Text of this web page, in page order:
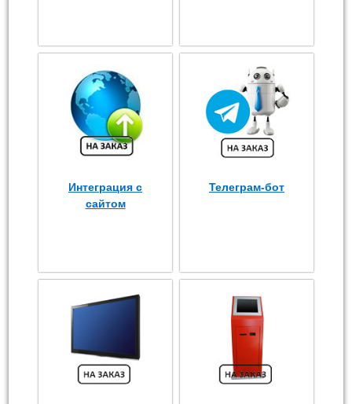
Интеграция с
сайтом
Телеграм-бот